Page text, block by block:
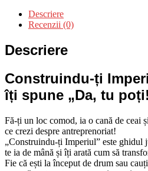
Descriere
Recenzii (0)
Descriere
Construindu-ți
îți spune „Da, tu
Fă-ți un loc comod, ia o cană de ceai
ce crezi despre antreprenoriat!
„Construindu-ți Imperiul” este ghidul
te ia de mână și îți arată cum să
Fie că ești la început de drum sau